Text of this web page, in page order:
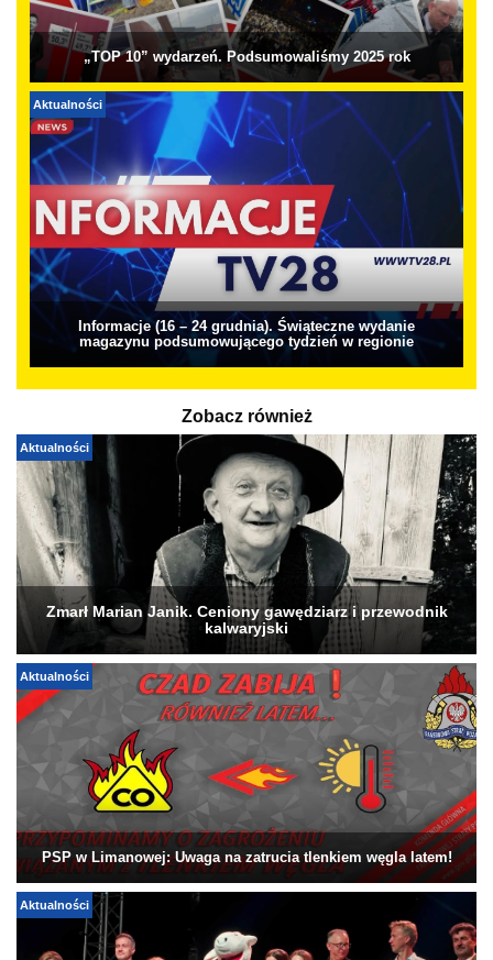
„TOP 10” wydarzeń. Podsumowaliśmy 2025 rok
Aktualności
Informacje (16 – 24 grudnia). Świąteczne wydanie
magazynu podsumowującego tydzień w regionie
Zobacz również
Aktualności
Zmarł Marian Janik. Ceniony gawędziarz i przewodnik
kalwaryjski
Aktualności
PSP w Limanowej: Uwaga na zatrucia tlenkiem węgla latem!
Aktualności